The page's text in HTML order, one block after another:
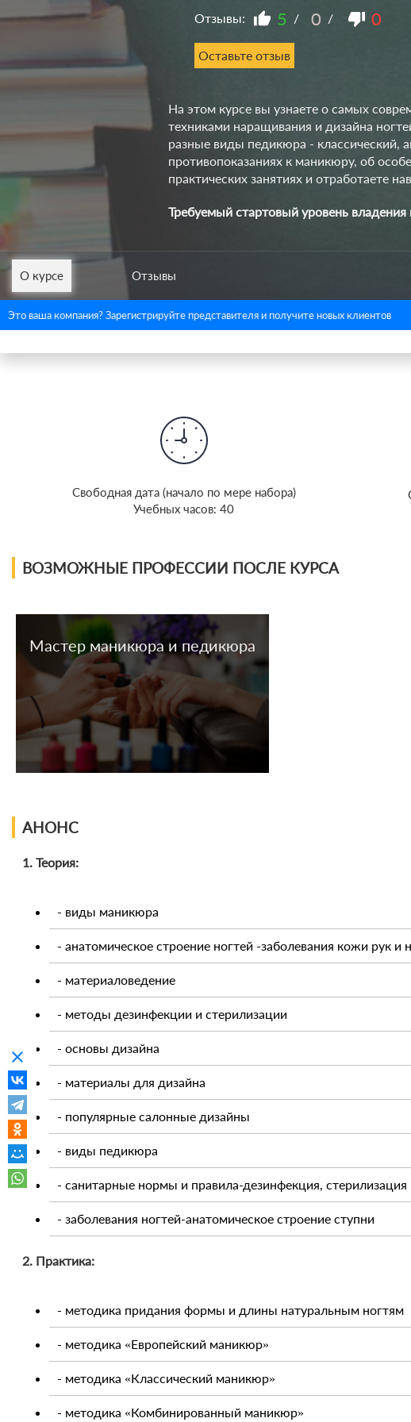
clear
Отзывы: 5 / 0 / 0
Оставьте отзыв
На этом курсе вы узнаете о самых
техниками наращивания и дизайна
разные виды педикюра - классический,
противопоказаниях к маникюру, об
практических занятиях и отработаете
Требуемый стартовый уровень
О курсе Отзывы
Cвободная дата (начало по мере набора)
Учебных часов: 40
ВОЗМОЖНЫЕ ПРОФЕССИИ ПОСЛЕ КУРСА
Мастер маникюра и педикюра
АНОНС
1. Теория:
- виды маникюра
- анатомическое строение ногтей -заболевания кожи рук и
- материаловедение
- методы дезинфекции и стерилизации
- основы дизайна
- материалы для дизайна
- популярные салонные дизайны
- виды педикюра
- санитарные нормы и правила-дезинфекция, стерилизация
- заболевания ногтей-анатомическое строение ступни
2. Практика:
- методика придания формы и длины натуральным ногтям
- методика «Европейский маникюр»
- методика «Классический маникюр»
- методика «Комбинированный маникюр»
Это ваша компания? Зарегистрируйте представителя и получите новых клиентов